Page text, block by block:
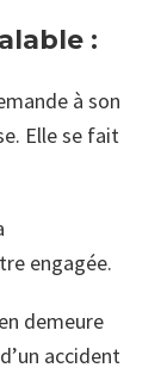
:
à son
Elle se fait
engagée.
demeure
accident